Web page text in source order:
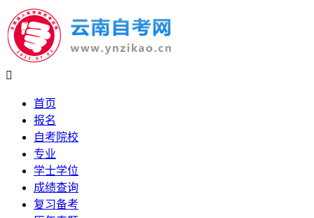

首页
报名
自考院校
专业
学士学位
成绩查询
复习备考